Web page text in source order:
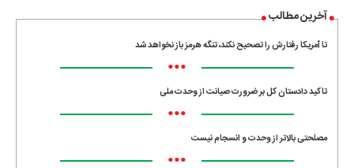
آخرین مطالب
تا آمریکا رفتارش را تصحیح نکند، تنگه هرمز باز نخواهد شد
•••
تاکید دادستان کل بر ضرورت صیانت از وحدت ملی
•••
مصلحتی بالاتر از وحدت و انسجام نیست
•••